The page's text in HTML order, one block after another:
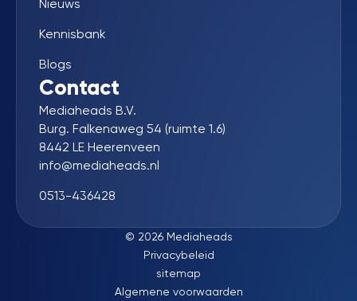
Nieuws
Kennisbank
Blogs
Contact
Mediaheads B.V.
Burg. Falkenaweg 54 (ruimte 1.6)
8442 LE Heerenveen
info@mediaheads.nl
0513-436428
© 2026 Mediaheads
Privacybeleid
sitemap
Algemene voorwaarden